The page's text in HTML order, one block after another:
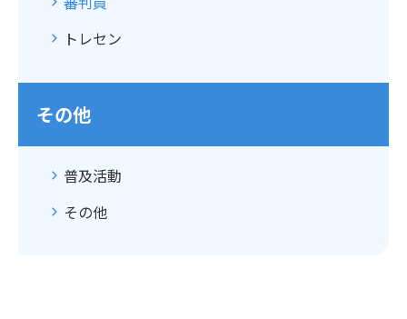
トレセン
その他
普及活動
その他